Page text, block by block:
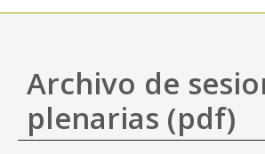
Archivo de
plenarias (pdf)